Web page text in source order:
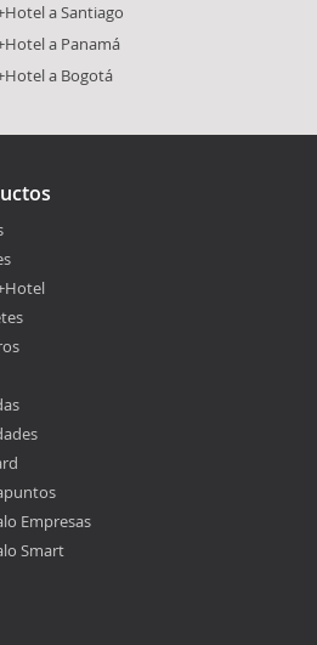
a Santiago
a Panamá
a Bogotá
Empresas
Smart